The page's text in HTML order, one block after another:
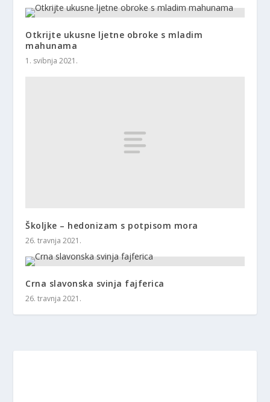
Otkrijte ukusne ljetne obroke s mladim
mahunama
1. svibnja 2021.
Školjke – hedonizam s potpisom mora
26. travnja 2021.
Crna slavonska svinja fajferica
26. travnja 2021.